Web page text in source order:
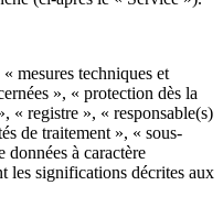
mesures techniques et
», « protection dès la
« registre », « responsable(s)
de traitement », « sous-
à caractère
les significations décrites aux